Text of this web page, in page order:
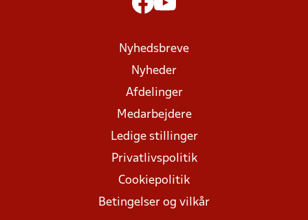
Nyhedsbreve
Nyheder
Afdelinger
Medarbejdere
Ledige stillinger
Privatlivspolitik
Cookiepolitik
Betingelser og vilkår